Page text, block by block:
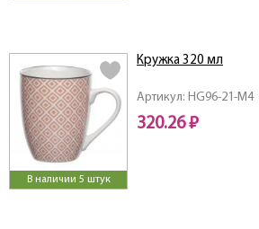
В наличии 5 штук
Артикул: HG96-21-M4
Кружка 320 мл
320.26 ₽